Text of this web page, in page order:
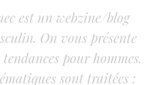
est un webzine/blog
On vous présente
pour hommes.
sont traitées :